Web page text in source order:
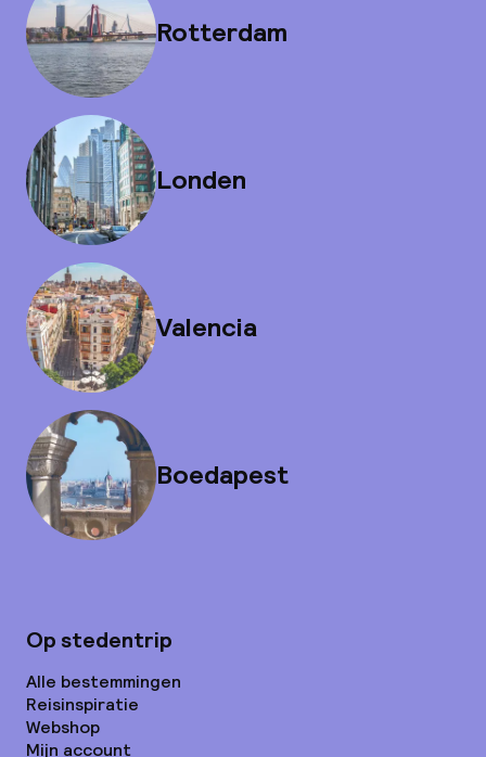
Rotterdam
Londen
Valencia
Boedapest
Op stedentrip
Alle bestemmingen
Reisinspiratie
Webshop
Mijn account